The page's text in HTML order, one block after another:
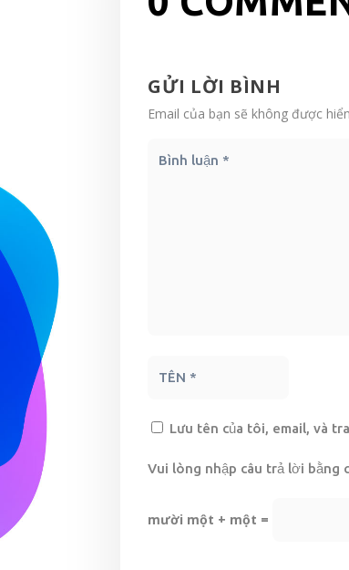
GỬI LỜI BÌNH
Email của bạn sẽ không được
Lưu tên của tôi, email, và
Vui lòng nhập câu trả lời bằng
mười một + một =